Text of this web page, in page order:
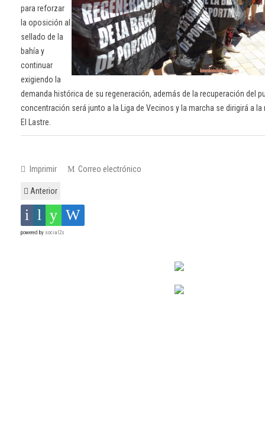
para reforzar
la oposición al
sellado de la
bahía y
continuar
exigiendo la
demanda histórica de su regeneración, además de la recuperación del
concentración será junto a la Liga de Vecinos y la marcha se dirigirá a la
El Lastre.
Imprimir Correo electrónico
Anterior
powered by social2s